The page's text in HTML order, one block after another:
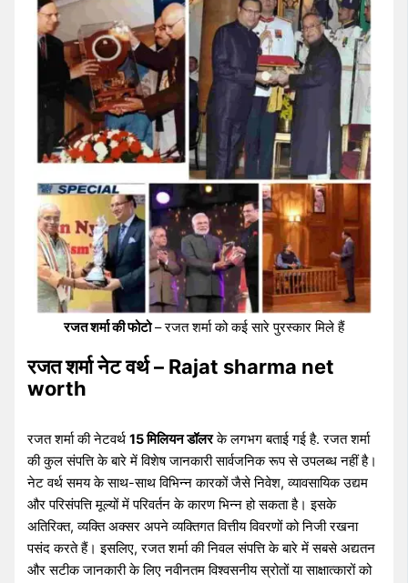
रजत शर्मा की फोटो– रजत शर्मा को कई सारे पुरस्कार मिले हैं
रजत शर्मा नेट वर्थ – Rajat sharma net
worth
रजत शर्मा की नेटवर्थ15 मिलियन डॉलरके लगभग बताई गई है. रजत शर्मा
की कुल संपत्ति के बारे में विशेष जानकारी सार्वजनिक रूप से उपलब्ध नहीं है।
नेट वर्थ समय के साथ-साथ विभिन्न कारकों जैसे निवेश, व्यावसायिक उद्यम
और परिसंपत्ति मूल्यों में परिवर्तन के कारण भिन्न हो सकता है। इसके
अतिरिक्त, व्यक्ति अक्सर अपने व्यक्तिगत वित्तीय विवरणों को निजी रखना
पसंद करते हैं। इसलिए, रजत शर्मा की निवल संपत्ति के बारे में सबसे अद्यतन
और सटीक जानकारी के लिए नवीनतम विश्वसनीय स्रोतों या साक्षात्कारों को